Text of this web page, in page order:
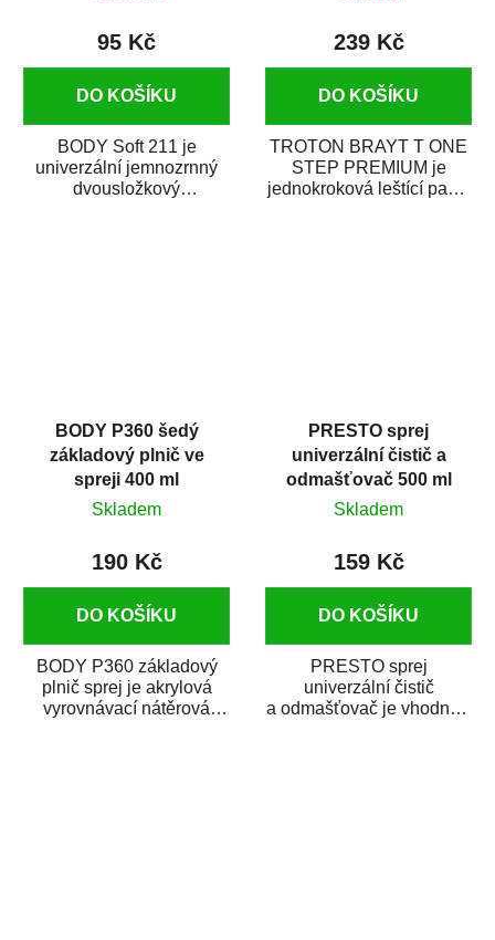
95 Kč
DO KOŠÍKU
BODY Soft 211 je
univerzální jemnozrnný
dvousložkový
239 Kč
DO KOŠÍKU
TROTON BRAYT T ONE
STEP PREMIUM je
jednokroková leštící pasta
BODY P360 šedý
základový plnič ve
spreji 400 ml
Skladem
190 Kč
DO KOŠÍKU
BODY P360 základový
plnič sprej je akrylová
vyrovnávací nátěrová
PRESTO sprej
univerzální čistič a
odmašťovač 500 ml
Skladem
159 Kč
DO KOŠÍKU
PRESTO sprej
univerzální čistič
a odmašťovač je vhodný k